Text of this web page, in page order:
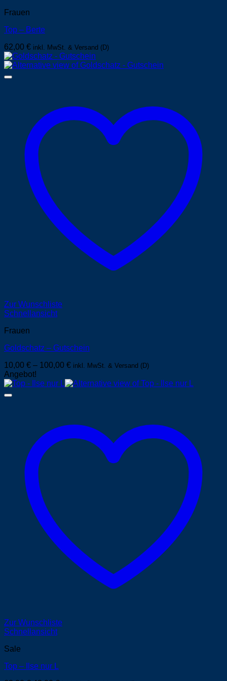
Frauen
Top – Berte
62,00 € inkl. MwSt. & Versand (D)
Zur Wunschliste
Schnellansicht
Frauen
Goldschatz – Gutschein
10,00 € – 100,00 € inkl. MwSt. & Versand (D)
Angebot!
Zur Wunschliste
Schnellansicht
Sale
Top – Ilse nur L